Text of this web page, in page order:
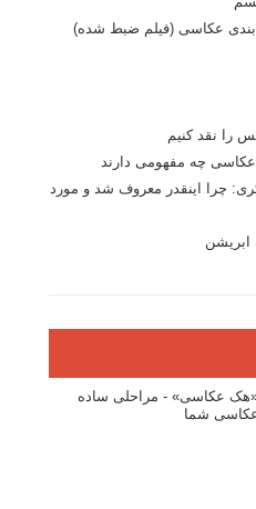
بندی عکاسی (فیلم ضبط شده)
نقد کنیم
عکاسی چه مفهومی دارند
چرا اینقدر معروف شد و مورد
ابریشن
عکاسی» - مراحلی ساده
شما